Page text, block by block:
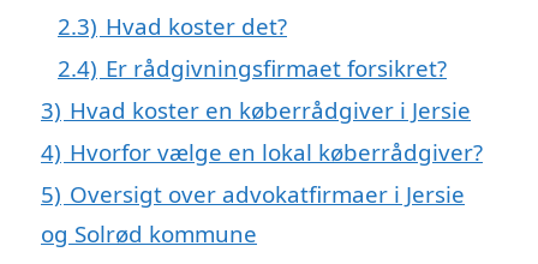
2.3) Hvad koster det?
2.4) Er rådgivningsfirmaet forsikret?
3) Hvad koster en køberrådgiver i Jersie
4) Hvorfor vælge en lokal køberrådgiver?
5) Oversigt over advokatfirmaer i Jersie
og Solrød kommune